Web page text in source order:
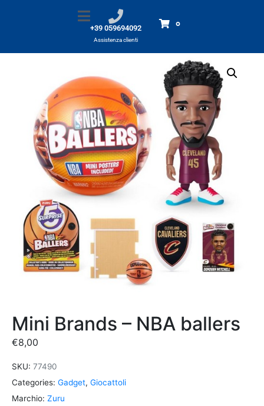
+39 059694092
Assistenza clienti
0
Prodotti Mini Brands - NBA ballers
Mini Brands – NBA ballers
€8,00
SKU: 77490
Categories: Gadget, Giocattoli
Marchio: Zuru